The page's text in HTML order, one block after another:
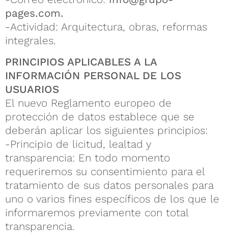
pages.com.
-Actividad: Arquitectura, obras, reformas
integrales.
PRINCIPIOS APLICABLES A LA
INFORMACIÓN PERSONAL DE LOS
USUARIOS
El nuevo Reglamento europeo de
protección de datos establece que se
deberán aplicar los siguientes principios:
-Principio de licitud, lealtad y
transparencia: En todo momento
requeriremos su consentimiento para el
tratamiento de sus datos personales para
uno o varios fines específicos de los que le
informaremos previamente con total
transparencia.